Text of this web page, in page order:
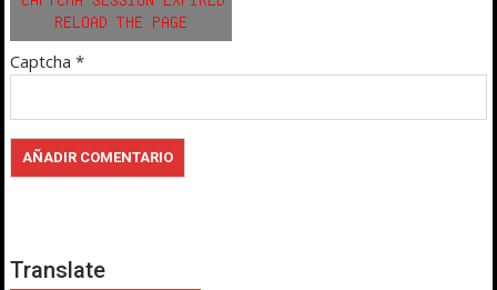
Captcha *
Translate